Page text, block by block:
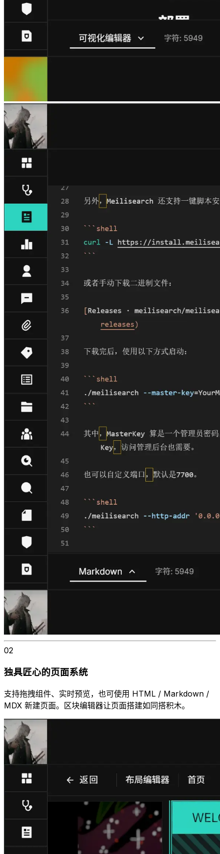
02
独具匠心的页面系统
支持拖拽组件、实时预览，也可使用 HTML / Markdown /
MDX 新建页面。区块编辑器让页面搭建如同搭积木。